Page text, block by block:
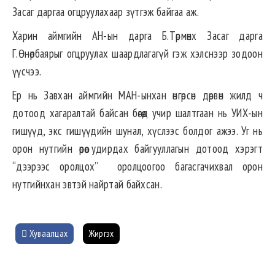
Засаг даргаа огцруулахаар зүтгэж байгаа аж.
Харин аймгийн АН-ын дарга Б.Төрмөнх Засаг дарга
Г.Өнөрбаярыг огцруулах шаардлагагүй гэж хэлснээр зодоон
үүсчээ.
Ер нь Завхан аймгийн МАН-ынхан өнгөрсөн дөрвөн жилд ч
дотоод хагаралтай байсан бөгөөд учир шалтгаан нь УИХ-ын
гишүүд, экс гишүүдийн шунал, хүслээс болдог ажээ. Уг нь
орон нутгийн өөрөө удирдах байгууллагын дотоод хэрэгт
“дээрээс оролцох” оролцоогоо багасгачихвал орон
нутгийнхан эвтэй найртай байхсан.
Хуваалцах Жиргэх